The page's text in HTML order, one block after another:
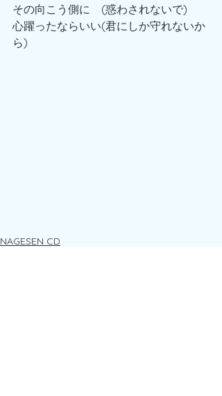
その向こう側に　(惑わされないで)
心躍ったならいい(君にしか守れないか
ら)
NAGESEN CD